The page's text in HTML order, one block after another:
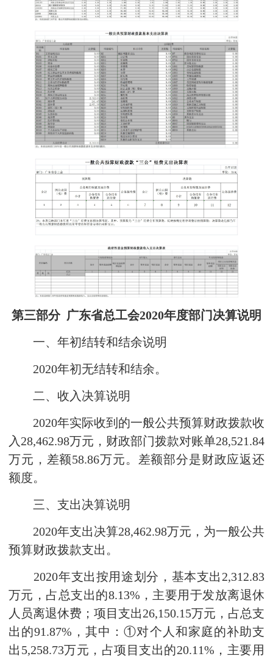
第三部分 广东省总工会2020年度部门决算说明
一、年初结转和结余说明
2020年初无结转和结余。
二、收入决算说明
2020年实际收到的一般公共预算财政拨款收
入28,462.98万元，财政部门拨款对账单28,521.84
万元，差额58.86万元。差额部分是财政应返还
额度。
三、支出决算说明
2020年支出决算28,462.98万元，为一般公共
预算财政拨款支出。
2020年支出按用途划分，基本支出2,312.83
万元，占总支出的8.13%，主要用于发放离退休
人员离退休费；项目支出26,150.15万元，占总支
出的91.87%，其中：①对个人和家庭的补助支
出5,258.73万元，占项目支出的20.11%，主要用